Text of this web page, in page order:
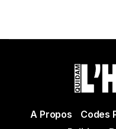
A Propos Codes